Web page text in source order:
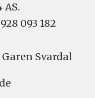
AS.
093 182
Svardal